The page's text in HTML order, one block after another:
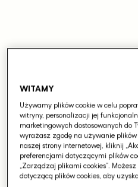
WITAMY
Używamy plików cookie w celu
witryny, personalizacji jej
marketingowych dostosowanych do
wyrażasz zgodę na używanie
naszej strony internetowej, kliknij
preferencjami dotyczącymi plików
„Zarządzaj plikami cookies”.
dotyczącą plików cookies, aby